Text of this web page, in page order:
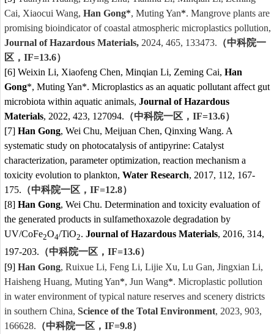
Cai, Xiaocui Wang, Han Gong*, Muting Yan*. Mangrove plants are
promising bioindicator of coastal atmospheric microplastics pollution,
Journal of Hazardous Materials, 2024, 465, 133473. （中科院一
区， IF=13.6）
[6] Weixin Li, Xiaofeng Chen, Minqian Li, Zeming Cai, Han
Gong*, Muting Yan*. Microplastics as an aquatic pollutant affect gut
microbiota within aquatic animals, Journal of Hazardous
Materials, 2022, 423, 127094. （中科院一区， IF=13.6）
[7] Han Gong, Wei Chu, Meijuan Chen, Qinxing Wang. A
systematic study on photocatalysis of antipyrine: Catalyst
characterization, parameter optimization, reaction mechanism a
toxicity evolution to plankton, Water Research, 2017, 112, 167-
175. （中科院一区， IF=12.8）
[8] Han Gong, Wei Chu. Determination and toxicity evaluation of
the generated products in sulfamethoxazole degradation by
UV/CoFe2O4/TiO2. Journal of Hazardous Materials, 2016, 314,
197-203. （中科院一区， IF=13.6）
[9] Han Gong, Ruixue Li, Feng Li, Lijie Xu, Lu Gan, Jingxian Li,
Haisheng Huang, Muting Yan*, Jun Wang*. Microplastic pollution
in water environment of typical nature reserves and scenery districts
in southern China, Science of the Total Environment, 2023, 903,
166628. （中科院一区， IF=9.8）